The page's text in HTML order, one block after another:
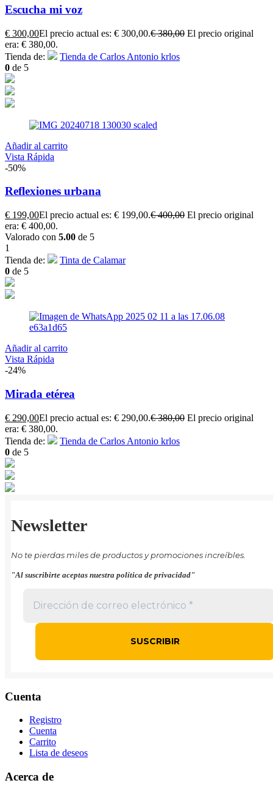
Escucha mi voz
€ 300,00El precio actual es: € 300,00.€380,00 El precio original
era: € 380,00.
Tienda de:
Tienda de Carlos Antonio krlos
0 de 5
Añadir al carrito
Vista Rápida
-50%
Reflexiones urbana
€ 199,00El precio actual es: € 199,00.€400,00 El precio original
era: € 400,00.
Valorado con 5.00 de 5
1
Tienda de:
Tinta de Calamar
0 de 5
Añadir al carrito
Vista Rápida
-24%
Mirada etérea
€ 290,00El precio actual es: € 290,00.€380,00 El precio original
era: € 380,00.
Tienda de:
Tienda de Carlos Antonio krlos
0 de 5
Newsletter
No te pierdas miles de productos y promociones increíbles.
"Al suscribirte aceptas nuestra política de privacidad"
Cuenta
Registro
Cuenta
Carrito
Lista de deseos
Acerca de